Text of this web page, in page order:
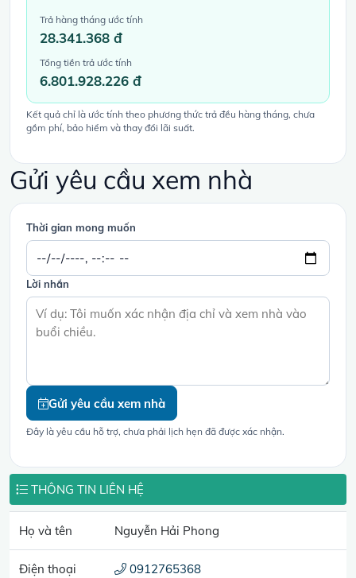
Trả hàng tháng ước tính
28.341.368 đ
Tổng tiền trả ước tính
6.801.928.226 đ
Kết quả chỉ là ước tính theo phương thức trả đều hàng tháng, chưa
gồm phí, bảo hiểm và thay đổi lãi suất.
Gửi yêu cầu xem nhà
Thời gian mong muốn
Lời nhắn
Gửi yêu cầu xem nhà
Đây là yêu cầu hỗ trợ, chưa phải lịch hẹn đã được xác nhận.
THÔNG TIN LIÊN HỆ
Họ và tên Nguyễn Hải Phong
Điện thoại 0912765368